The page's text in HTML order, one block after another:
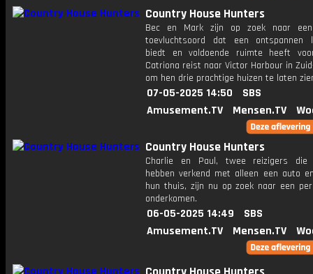
Country House Hunters
Bec en Mark zijn op zoek naar een
toevluchtsoord dat een ontspannen
biedt en voldoende ruimte heeft
Catriona reist naar Victor Harbour in
om hen drie prachtige huizen te laten
07-05-2025 14:50
SBS
Amusement.TV
Mensen.TV
Country House Hunters
Charlie en Paul, twee reizigers die
hebben verkend met alleen een auto
hun thuis, zijn nu op zoek naar een
onderkomen.
06-05-2025 14:49
SBS
Amusement.TV
Mensen.TV